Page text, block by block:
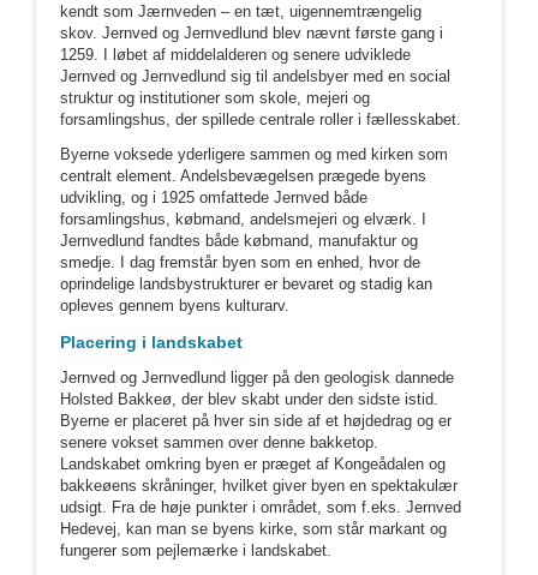
kendt som Jærnveden – en tæt, uigennemtrængelig
skov. Jernved og Jernvedlund blev nævnt første gang i
1259. I løbet af middelalderen og senere udviklede
Jernved og Jernvedlund sig til andelsbyer med en social
struktur og institutioner som skole, mejeri og
forsamlingshus, der spillede centrale roller i fællesskabet.
Byerne voksede yderligere sammen og med kirken som
centralt element. Andelsbevægelsen prægede byens
udvikling, og i 1925 omfattede Jernved både
forsamlingshus, købmand, andelsmejeri og elværk. I
Jernvedlund fandtes både købmand, manufaktur og
smedje. I dag fremstår byen som en enhed, hvor de
oprindelige landsbystrukturer er bevaret og stadig kan
opleves gennem byens kulturarv.
Placering i landskabet
Jernved og Jernvedlund ligger på den geologisk dannede
Holsted Bakkeø, der blev skabt under den sidste istid.
Byerne er placeret på hver sin side af et højdedrag og er
senere vokset sammen over denne bakketop.
Landskabet omkring byen er præget af Kongeådalen og
bakkeøens skråninger, hvilket giver byen en spektakulær
udsigt. Fra de høje punkter i området, som f.eks. Jernved
Hedevej, kan man se byens kirke, som står markant og
fungerer som pejlemærke i landskabet.